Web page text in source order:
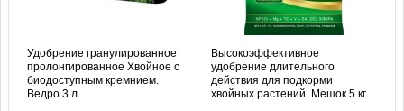
Удобрение гранулированное
пролонгированное Хвойное с
биодоступным кремнием.
Ведро 3 л.
Высокоэффективное
удобрение длительного
действия для подкорми
хвойных растений. Мешок 5 кг.